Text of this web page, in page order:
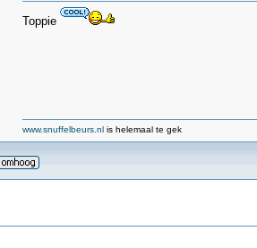
Toppie
www.snuffelbeurs.nlis helemaal te gek